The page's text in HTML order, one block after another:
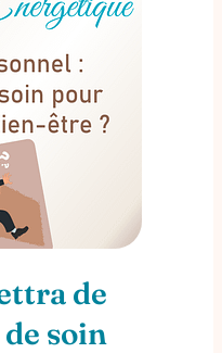
de
soin